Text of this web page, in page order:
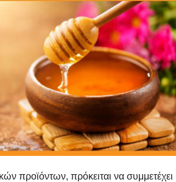
προϊόντων, πρόκειται να συμμετέχει